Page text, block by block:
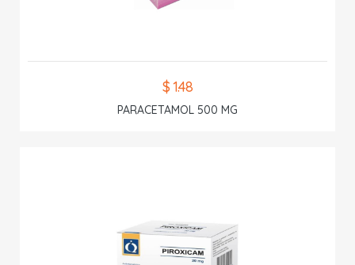
$ 1.48
PARACETAMOL 500 MG